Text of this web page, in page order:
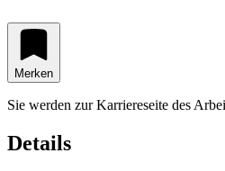
Merken
Sie werden zur Karriereseite des
Details